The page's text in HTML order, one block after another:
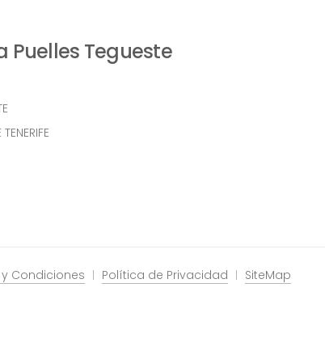
Puelles Tegueste
Condiciones Política de Privacidad SiteMap